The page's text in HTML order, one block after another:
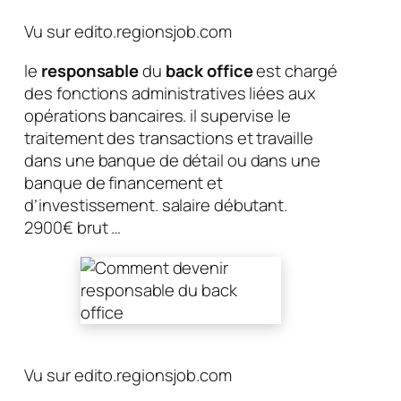
Vu sur edito.regionsjob.com
le responsabledu back officeest chargé
des fonctions administratives liées aux
opérations bancaires. il supervise le
traitement des transactions et travaille
dans une banque de détail ou dans une
banque de financement et
d’investissement. salaire débutant.
2900€ brut …
Vu sur edito.regionsjob.com